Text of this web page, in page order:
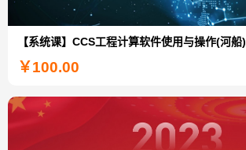
【系统课】CCS工程计算软件使用与操作(河船)
￥100.00